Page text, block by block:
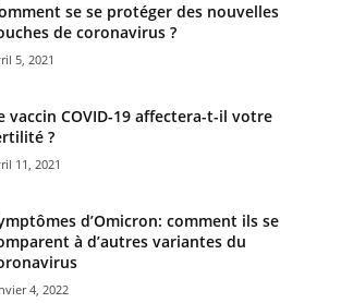
se se protéger des nouvelles
de coronavirus ?
5, 2021
vaccin COVID-19 affectera-t-il votre
?
11, 2021
d’Omicron: comment ils se
à d’autres variantes du
4, 2022